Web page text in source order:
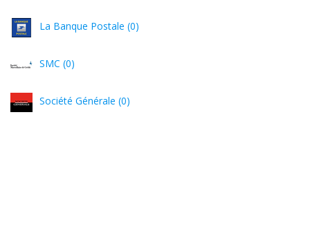
La Banque Postale (0)
SMC (0)
Société Générale (0)